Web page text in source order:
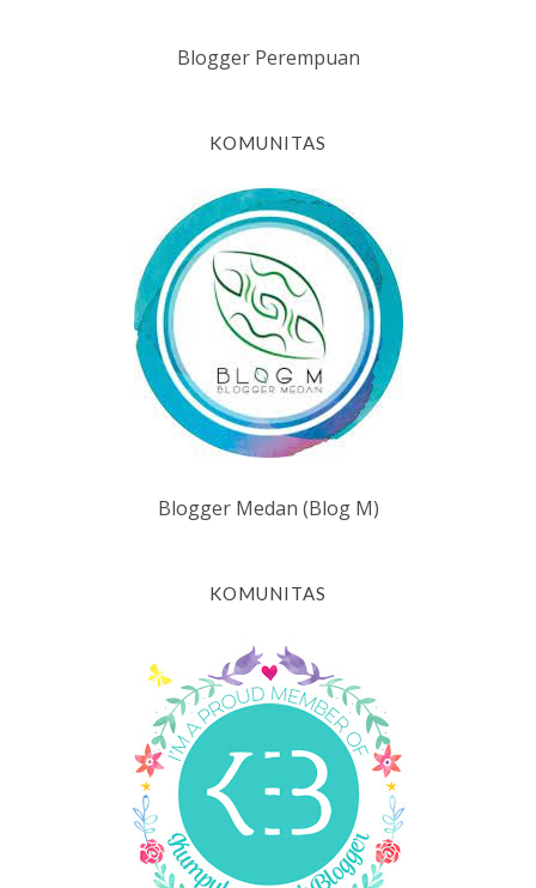
Blogger Perempuan
KOMUNITAS
Blogger Medan (Blog M)
KOMUNITAS